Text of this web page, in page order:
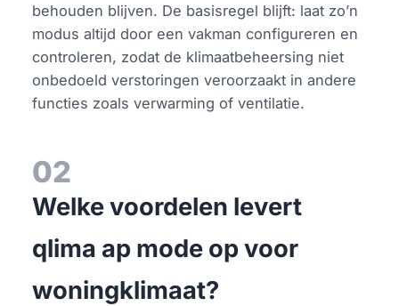
behouden blijven. De basisregel blijft: laat zo’n
modus altijd door een vakman configureren en
controleren, zodat de klimaatbeheersing niet
onbedoeld verstoringen veroorzaakt in andere
functies zoals verwarming of ventilatie.
02
Welke voordelen levert
qlima ap mode op voor
woningklimaat?